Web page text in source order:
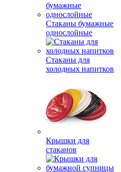
Стаканы бумажные
однослойные
Стаканы для
холодных напитков
Крышки для
стаканов